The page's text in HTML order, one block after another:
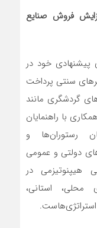
فروش صنایع
پیشنهادی خود در
سنتی پرداخت
گردشگری مانند
با راهنمایان
رستوران‌ها و
دولتی و عمومی
هیپنوتیزمی در
محلی، استانی،